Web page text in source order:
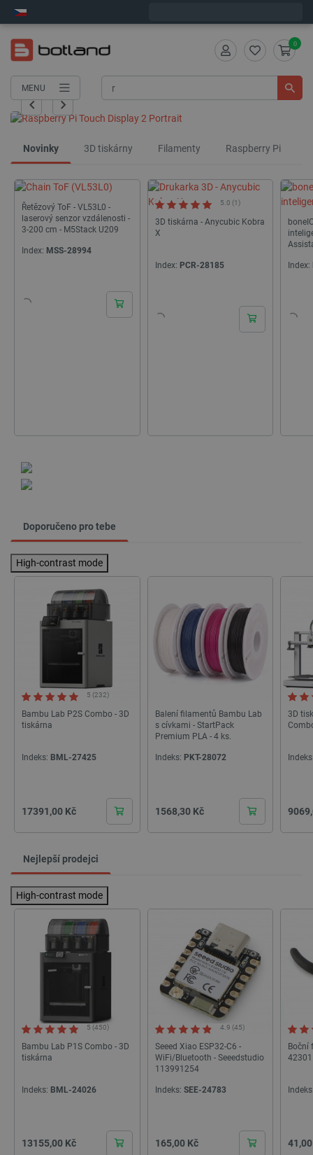
MENU
0
Novinky 3D tiskárny Filamenty Raspberry Pi
Řetězový ToF - VL53L0 -
laserový senzor vzdálenosti -
3-200 cm - M5Stack U209
Index: MSS-28994
3D tiskárna - Anycubic Kobra
X
5.0 (1)
Index: PCR-28185 Index:
Doporučeno pro tebe
High-contrast mode
5 (232)
Bambu Lab P2S Combo - 3D
tiskárna
Indeks: BML-27425
Cena
17391,00 Kč
Balení filamentů Bambu Lab
s cívkami - StartPack
Premium PLA - 4 ks.
Indeks: PKT-28072
Cena
1568,30 Kč
3D
Cena
Nejlepší prodejci
High-contrast mode
5 (450)
Bambu Lab P1S Combo - 3D
tiskárna
Indeks: BML-24026
Cena
13155,00 Kč
4.9 (45)
Seeed Xiao ESP32-C6 -
WiFi/Bluetooth - Seeedstudio
113991254
Indeks: SEE-24783
Cena
165,00 Kč
Boční
42301
Cena